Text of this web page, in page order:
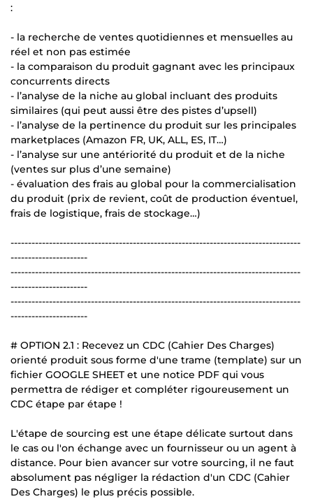
:
- la recherche de ventes quotidiennes et mensuelles au
réel et non pas estimée
- la comparaison du produit gagnant avec les principaux
concurrents directs
- l’analyse de la niche au global incluant des produits
similaires (qui peut aussi être des pistes d’upsell)
- l’analyse de la pertinence du produit sur les principales
marketplaces (Amazon FR, UK, ALL, ES, IT…)
- l’analyse sur une antériorité du produit et de la niche
(ventes sur plus d’une semaine)
- évaluation des frais au global pour la commercialisation
du produit (prix de revient, coût de production éventuel,
frais de logistique, frais de stockage…)
-----------------------------------------------------------------------------------
----------------------
-----------------------------------------------------------------------------------
----------------------
-----------------------------------------------------------------------------------
----------------------
# OPTION 2.1 : Recevez un CDC (Cahier Des Charges)
orienté produit sous forme d'une trame (template) sur un
fichier GOOGLE SHEET et une notice PDF qui vous
permettra de rédiger et compléter rigoureusement un
CDC étape par étape !
L'étape de sourcing est une étape délicate surtout dans
le cas ou l'on échange avec un fournisseur ou un agent à
distance. Pour bien avancer sur votre sourcing, il ne faut
absolument pas négliger la rédaction d'un CDC (Cahier
Des Charges) le plus précis possible.